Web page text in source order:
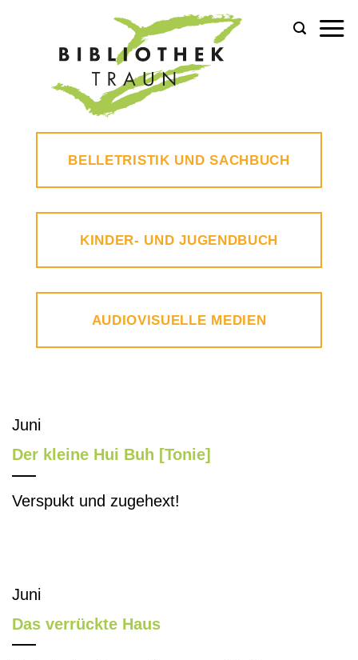
BELLETRISTIK UND SACHBUCH
KINDER- UND JUGENDBUCH
AUDIOVISUELLE MEDIEN
Juni
Der kleine Hui Buh [Tonie]
Verspukt und zugehext!
Juni
Das verrückte Haus